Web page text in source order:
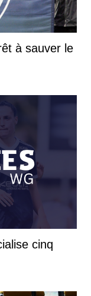
à sauver le
cinq